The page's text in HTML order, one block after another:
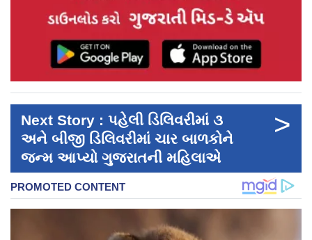
Next Story : પહેલી ડિલિવરીમાં ૩
અને બીજી ડિલિવરીમાં ચાર બાળકોને
જન્મ આપ્યો ગુજરાતની મહિલાએ
>